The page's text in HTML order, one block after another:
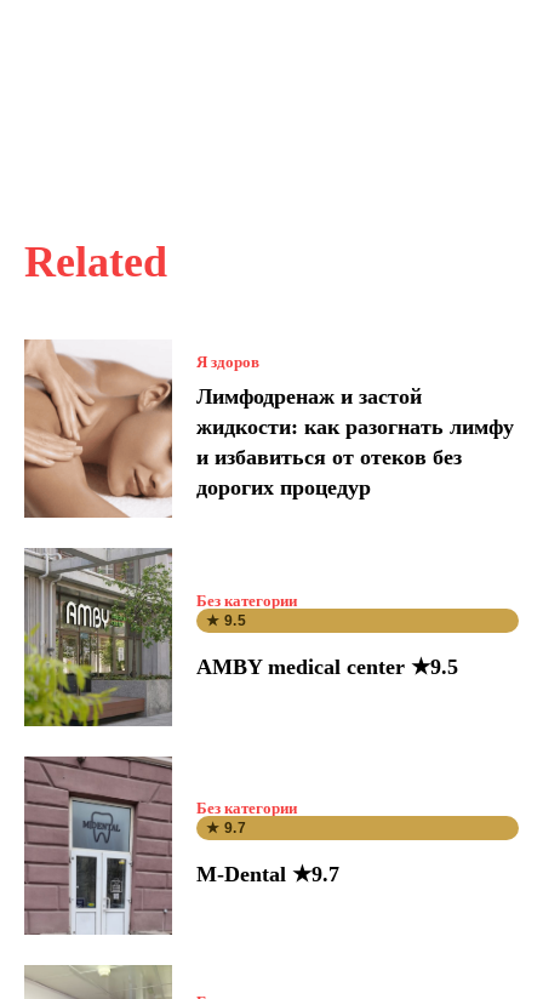
Related
Я здоров
Лимфодренаж и застой
жидкости: как разогнать лимфу
и избавиться от отеков без
дорогих процедур
Без категории
★ 9.5
AMBY medical center ★9.5
Без категории
★ 9.7
M-Dental ★9.7